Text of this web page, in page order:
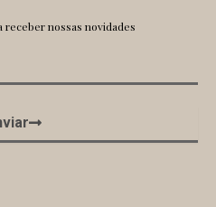
receber nossas novidades